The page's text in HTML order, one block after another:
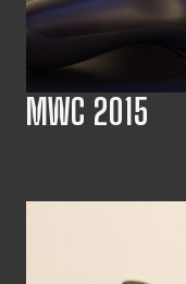
MWC 2015